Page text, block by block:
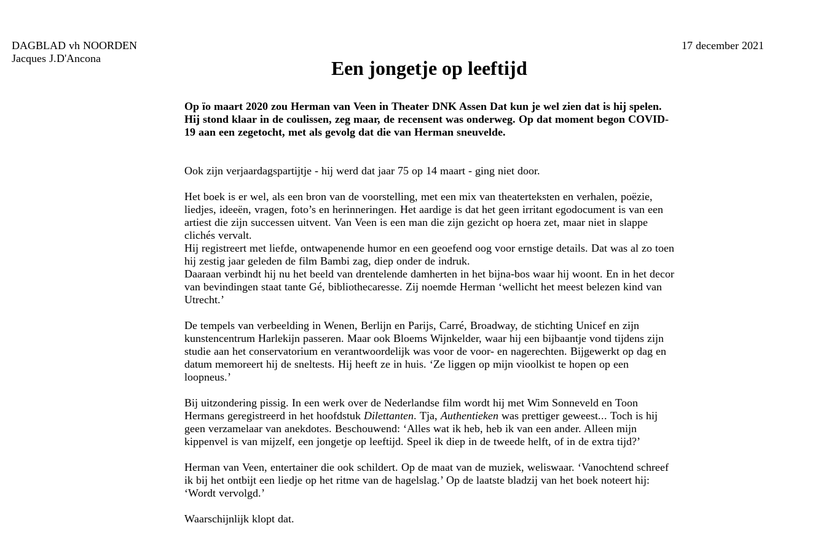
DAGBLAD vh NOORDEN
Jacques J.D'Ancona
Een jongetje op leeftijd
17 december 2021
Op ïo maart 2020 zou Herman van Veen in Theater DNK Assen Dat kun je wel zien dat is hij spelen.
Hij stond klaar in de coulissen, zeg maar, de recensent was onderweg. Op dat moment begon COVID-
19 aan een zegetocht, met als gevolg dat die van Herman sneuvelde.
Ook zijn verjaardagspartijtje - hij werd dat jaar 75 op 14 maart - ging niet door.
Het boek is er wel, als een bron van de voorstelling, met een mix van theaterteksten en verhalen, poëzie,
liedjes, ideeën, vragen, foto’s en herinneringen. Het aardige is dat het geen irritant egodocument is van een
artiest die zijn successen uitvent. Van Veen is een man die zijn gezicht op hoera zet, maar niet in slappe
clichés vervalt.
Hij registreert met liefde, ontwapenende humor en een geoefend oog voor ernstige details. Dat was al zo toen
hij zestig jaar geleden de film Bambi zag, diep onder de indruk.
Daaraan verbindt hij nu het beeld van drentelende damherten in het bijna-bos waar hij woont. En in het decor
van bevindingen staat tante Gé, bibliothecaresse. Zij noemde Herman ‘wellicht het meest belezen kind van
Utrecht.’
De tempels van verbeelding in Wenen, Berlijn en Parijs, Carré, Broadway, de stichting Unicef en zijn
kunstencentrum Harlekijn passeren. Maar ook Bloems Wijnkelder, waar hij een bijbaantje vond tijdens zijn
studie aan het conservatorium en verantwoordelijk was voor de voor- en nagerechten. Bijgewerkt op dag en
datum memoreert hij de sneltests. Hij heeft ze in huis. ‘Ze liggen op mijn vioolkist te hopen op een
loopneus.’
Bij uitzondering pissig. In een werk over de Nederlandse film wordt hij met Wim Sonneveld en Toon
Hermans geregistreerd in het hoofdstuk Dilettanten. Tja,Authentieken was prettiger geweest... Toch is hij
geen verzamelaar van anekdotes. Beschouwend: ‘Alles wat ik heb, heb ik van een ander. Alleen mijn
kippenvel is van mijzelf, een jongetje op leeftijd. Speel ik diep in de tweede helft, of in de extra tijd?’
Herman van Veen, entertainer die ook schildert. Op de maat van de muziek, weliswaar. ‘Vanochtend schreef
ik bij het ontbijt een liedje op het ritme van de hagelslag.’ Op de laatste bladzij van het boek noteert hij:
‘Wordt vervolgd.’
Waarschijnlijk klopt dat.